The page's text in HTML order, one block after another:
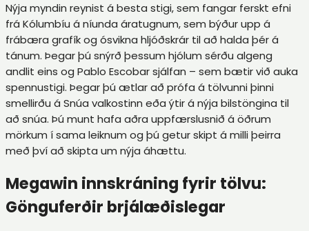
Nýja myndin reynist á besta stigi, sem fangar ferskt efni
frá Kólumbíu á níunda áratugnum, sem býður upp á
frábæra grafík og ósvikna hljóðskrár til að halda þér á
tánum. Þegar þú snýrð þessum hjólum sérðu algeng
andlit eins og Pablo Escobar sjálfan – sem bætir við auka
spennustigi. Þegar þú ætlar að prófa á tölvunni þinni
smellirðu á Snúa valkostinn eða ýtir á nýja bilstöngina til
að snúa. Þú munt hafa aðra uppfærslusnið á öðrum
mörkum í sama leiknum og þú getur skipt á milli þeirra
með því að skipta um nýja áhættu.
Megawin innskráning fyrir tölvu:
Gönguferðir brjálæðislegar